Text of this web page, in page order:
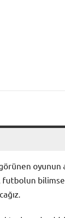
oyunun
futbolun